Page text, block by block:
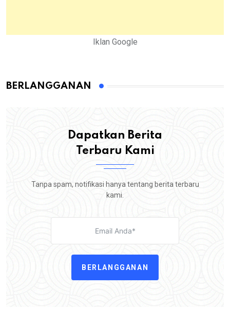
Iklan Google
BERLANGGANAN
Dapatkan Berita
Terbaru Kami
Tanpa spam, notifikasi hanya tentang berita terbaru
kami.
BERLANGGANAN